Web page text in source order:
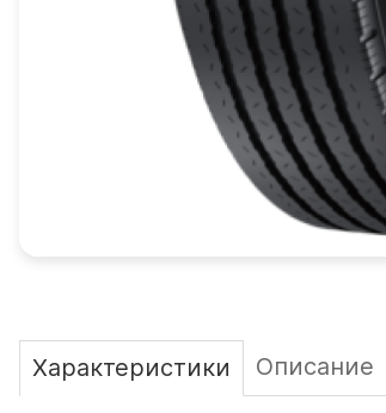
Характеристики Описание